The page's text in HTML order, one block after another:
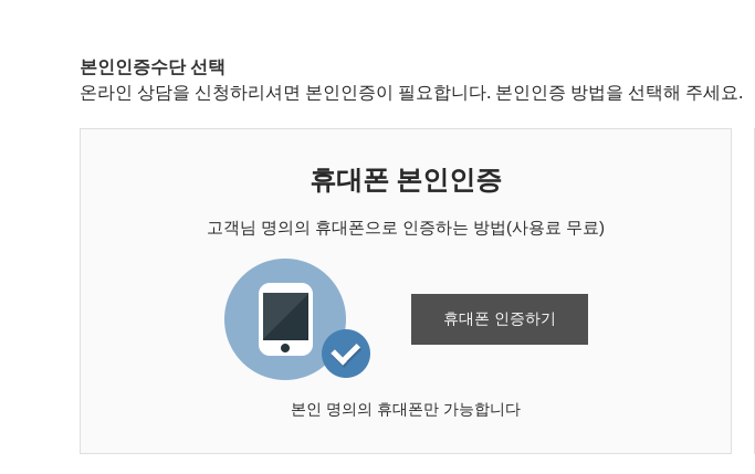
본인인증수단 선택
온라인 상담을 신청하리셔면 본인인증이 필요합니다. 본인인증 방법을 선택해 주세요.
휴대폰 본인인증
고객님 명의의 휴대폰으로 인증하는 방법(사용료 무료)
휴대폰 인증하기
본인 명의의 휴대폰만 가능합니다